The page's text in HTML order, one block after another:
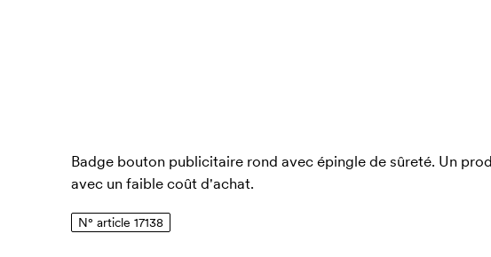
Badge bouton publicitaire rond avec épingle de sûreté. Un
avec un faible coût d'achat.
N° article 17138